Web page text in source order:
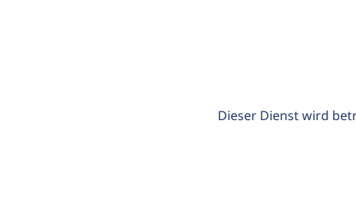
Dieser Dienst wird